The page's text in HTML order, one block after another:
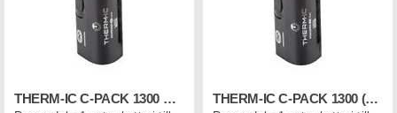
THERM-IC C-PACK 1300 B (1st) THERM-IC C-PACK 1300 (1st)